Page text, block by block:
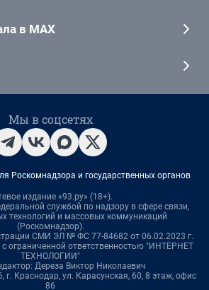
в MAX
Мы в соцсетях
Роскомнадзора и государственных органов
издание «93.ру» (18+).
службой по надзору в сфере связи,
технологий и массовых коммуникаций
(Роскомнадзор).
СМИ ЭЛ № ФС 77-84682 от 06.02.2023 г.
ограниченной ответственностью "ИНТЕРНЕТ
ТЕХНОЛОГИИ"
Дереза Виктор Николаевич
г. Краснодар, ул. Карасунская, 60, 8 этаж, офис
86